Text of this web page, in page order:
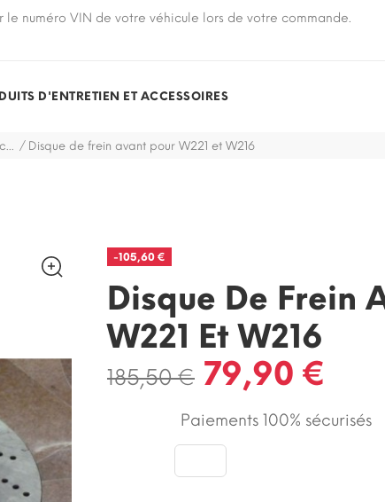
le numéro VIN de votre véhicule lors de votre commande.
D'ENTRETIEN ET ACCESSOIRES
Disque de frein avant pour W221 et W216
-105,60 €
Disque De Frein
W221 Et W216
185,50 € 79,90 €
Paiements 100% sécurisés